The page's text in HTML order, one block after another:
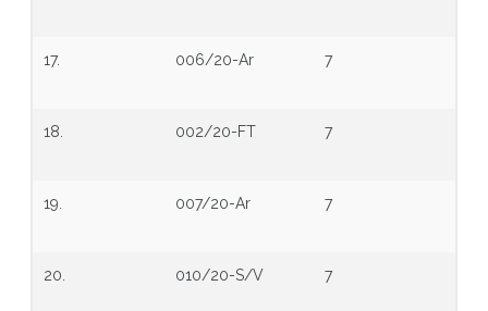
17. 006/20-Ar 7
18. 002/20-FT 7
19. 007/20-Ar 7
20. 010/20-S/V 7